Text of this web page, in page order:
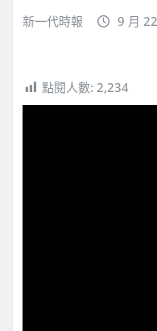
新一代時報 9 月
點閱人數: 2,234